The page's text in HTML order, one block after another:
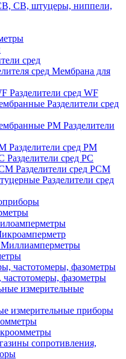
СВ, штуцеры, ниппели,
сред
Мембрана для
Разделители сред WF
Разделители сред
Разделители
Разделители сред РМ
Разделители сред РС
Разделители сред РСМ
Разделители сред
Миллиамперметры
фазометры
измерительные приборы